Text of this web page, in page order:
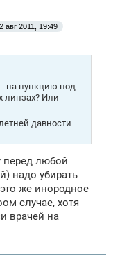
авг 2011, 19:49
- на пункцию под
линзах? Или
давности
перед любой
надо убирать
же инородное
случае, хотя
врачей на